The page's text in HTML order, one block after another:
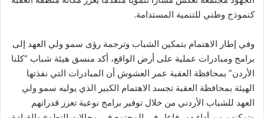
كنموذج وطني للتنمية المستدامة.
وفي إطار الاهتمام بتمكين الشباب وترجمة رؤى سمو ولي العهد إلى
برامج ومبادرات عملية على أرض الواقع، أكد منسق هيئة شباب “كلنا
الأردن” بمحافظة العقبة عمر العشوش أن المبادرات التي نفذتها
الهيئة بمحافظة العقبة تجسد الاهتمام الكبير الذي يوليه سمو ولي
العهد للشباب الأردني من خلال توفير برامج نوعية تعزز قدراتهم